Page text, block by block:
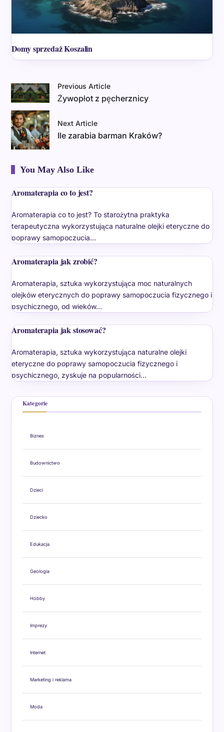
Domy sprzedaż Koszalin
Previous Article
Żywopłot z pęcherznicy
Next Article
Ile zarabia barman Kraków?
You May Also Like
Aromaterapia co to jest?
Aromaterapia co to jest? To starożytna praktyka
terapeutyczna wykorzystująca naturalne olejki eteryczne do
poprawy samopoczucia…
Aromaterapia jak zrobić?
Aromaterapia, sztuka wykorzystująca moc naturalnych
olejków eterycznych do poprawy samopoczucia fizycznego i
psychicznego, od wieków…
Aromaterapia jak stosować?
Aromaterapia, sztuka wykorzystująca naturalne olejki
eteryczne do poprawy samopoczucia fizycznego i
psychicznego, zyskuje na popularności…
Kategorie
Biznes
Budownictwo
Dzieci
Dziecko
Edukacja
Geologia
Hobby
Imprezy
Internet
Marketing i reklama
Moda